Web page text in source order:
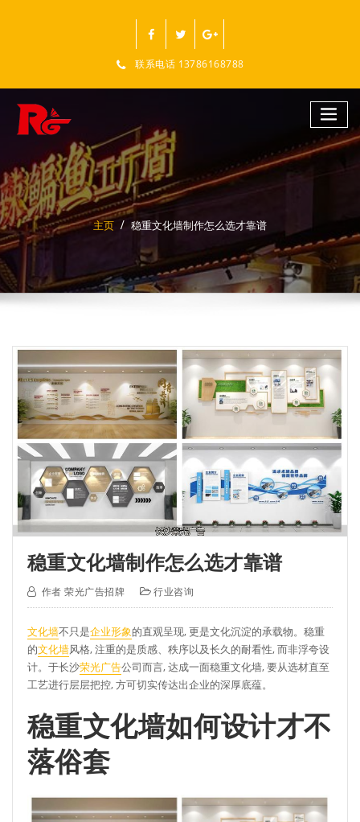
联系电话 13786168788
主页 稳重文化墙制作怎么选才靠谱
稳重文化墙制作怎么选才靠谱
作者荣光广告招牌 行业咨询
文化墙不只是企业形象的直观呈现, 更是文化沉淀的承载物。稳重
的文化墙风格, 注重的是质感、秩序以及长久的耐看性, 而非浮夸设
计。于长沙荣光广告公司而言, 达成一面稳重文化墙, 要从选材直至
工艺进行层层把控, 方可切实传达出企业的深厚底蕴。
稳重文化墙如何设计才不
落俗套